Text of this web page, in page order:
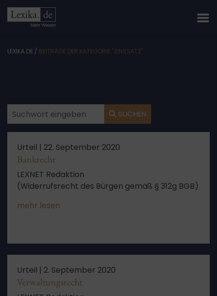
LEXIKA.DE / BEITRÄGE DER KATEGORIE "ZINSSATZ"
SUCHEN
Urteil | 22. September 2020
Bankrecht
LEXNET Redaktion
(Widerrufsrecht des Bürgen gemäß § 312g BGB)
mehr lesen
Urteil | 2. September 2020
Verwaltungsrecht